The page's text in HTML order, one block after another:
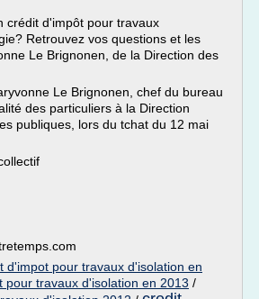
crédit d'impôt pour travaux
Retrouvez vos questions et les
Le Brignonen, de la Direction des
Le Brignonen, chef du bureau
des particuliers à la Direction
publiques, lors du tchat du 12 mai
d'impot pour travaux d'isolation en
pour travaux d'isolation en 2013 /